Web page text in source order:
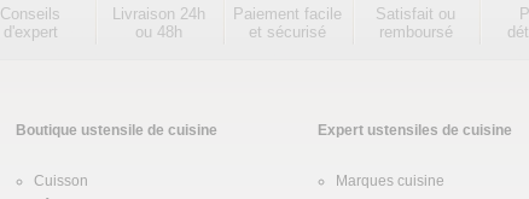
Conseils
d'expert
Livraison 24h
ou 48h
Paiement facile
et sécurisé
Satisfait ou
remboursé
Boutique ustensile de cuisine
Cuisson
Expert ustensiles de cuisine
Marques cuisine